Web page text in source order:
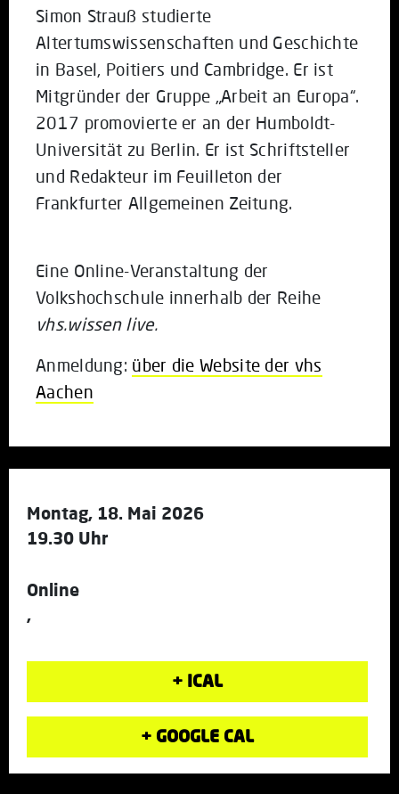
Simon Strauß studierte
Altertumswissenschaften und Geschichte
in Basel, Poitiers und Cambridge. Er ist
Mitgründer der Gruppe „Arbeit an Europa“.
2017 promovierte er an der Humboldt-
Universität zu Berlin. Er ist Schriftsteller
und Redakteur im Feuilleton der
Frankfurter Allgemeinen Zeitung.
Eine Online-Veranstaltung der
Volkshochschule innerhalb der Reihe
vhs.wissen live.
Anmeldung: über die Website der vhs
Aachen
Montag, 18. Mai 2026
19.30 Uhr
Online
,
+ ICAL
+ GOOGLE CAL